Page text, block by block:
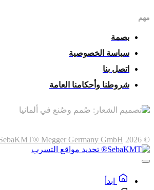
مهم
بصمة
سياسة الخصوصية
اتصل بنا
شروطنا وأحكامنا العامة
© 2026
SebaKMT® Megger Germany GmbH
.
ابدأ